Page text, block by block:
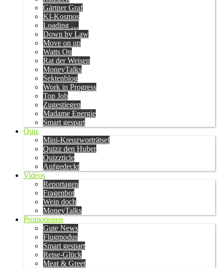
Gärtner Graf
KI-Kosmos
Loading …
Down by Law
Move on up
Watts On
Rat der Weisen
MoneyTalks
Sektenblog
Work in Progress
Top Job
Zugestiegen
Madame Energie
Smart gespart
Quiz
Mini-Kreuzworträtsel
Quizz den Huber
Quizzticle
Aufgedeckt
Videos
Reportagen
Fragenbot
Wein doch
MoneyTalks
Promotionen
Gute News
Flugmodus
Smart gespart
Reise-Glück
Meat & Greet